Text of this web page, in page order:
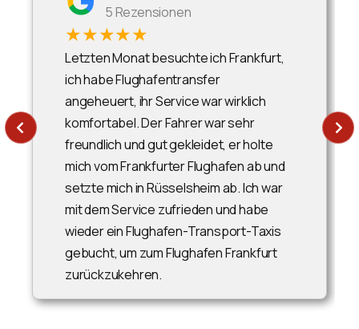
5 Rezensionen
★★★★★
Letzten Monat besuchte ich Frankfurt,
ich habe Flughafentransfer
angeheuert, ihr Service war wirklich
komfortabel. Der Fahrer war sehr
freundlich und gut gekleidet, er holte
mich vom Frankfurter Flughafen ab und
setzte mich in Rüsselsheim ab. Ich war
mit dem Service zufrieden und habe
wieder ein Flughafen-Transport-Taxis
gebucht, um zum Flughafen Frankfurt
zurückzukehren.